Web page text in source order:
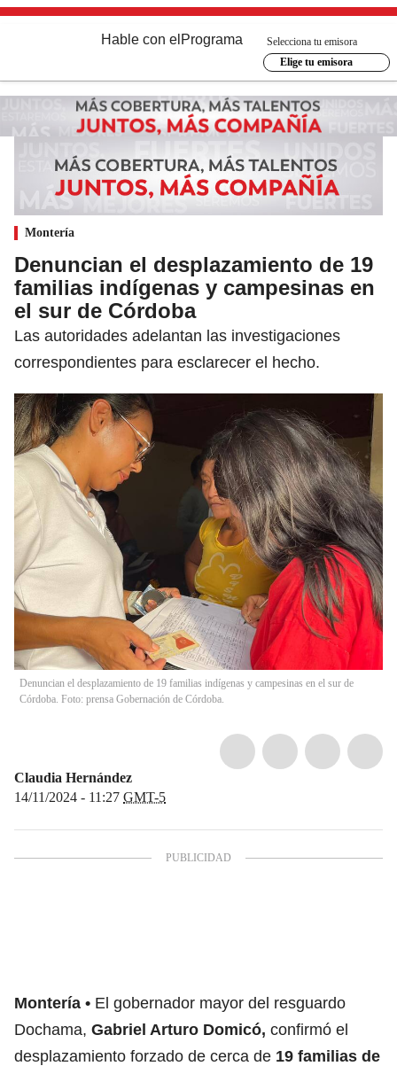
Hable con el Programa
Selecciona tu emisora
Elige tu emisora
Montería
Denuncian el desplazamiento de 19
familias indígenas y campesinas en
el sur de Córdoba
Las autoridades adelantan las investigaciones
correspondientes para esclarecer el hecho.
Denuncian el desplazamiento de 19 familias indígenas y campesinas en el sur de
Córdoba. Foto: prensa Gobernación de Córdoba.
Claudia Hernández
14/11/2024 - 11:27 GMT-5
Montería
El gobernador mayor del resguardo
Dochama, Gabriel Arturo Domicó, confirmó el
desplazamiento forzado de cerca de 19 familias de